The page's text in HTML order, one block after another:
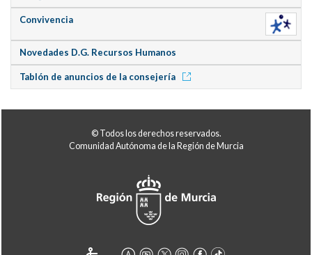
Convivencia
Novedades D.G. Recursos Humanos
Tablón de anuncios de la consejería
© Todos los derechos reservados.
Comunidad Autónoma de la Región de Murcia